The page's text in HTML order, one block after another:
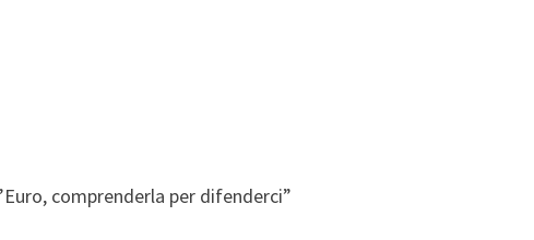
comprenderla per difenderci”